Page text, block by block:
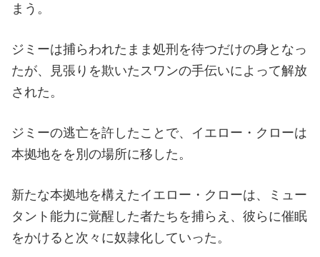
まう。
ジミーは捕らわれたまま処刑を待つだけの身となっ
たが、見張りを欺いたスワンの手伝いによって解放
された。
ジミーの逃亡を許したことで、イエロー・クローは
本拠地をを別の場所に移した。
新たな本拠地を構えたイエロー・クローは、ミュー
タント能力に覚醒した者たちを捕らえ、彼らに催眠
をかけると次々に奴隷化していった。